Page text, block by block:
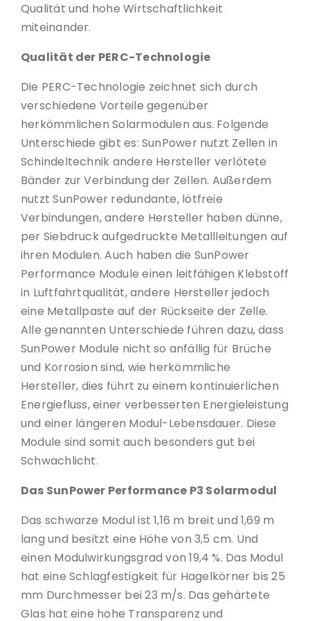
Qualität und hohe Wirtschaftlichkeit
miteinander.
Qualität der PERC-Technologie
Die PERC-Technologie zeichnet sich durch
verschiedene Vorteile gegenüber
herkömmlichen Solarmodulen aus. Folgende
Unterschiede gibt es: SunPower nutzt Zellen in
Schindeltechnik andere Hersteller verlötete
Bänder zur Verbindung der Zellen. Außerdem
nutzt SunPower redundante, lötfreie
Verbindungen, andere Hersteller haben dünne,
per Siebdruck aufgedruckte Metallleitungen auf
ihren Modulen. Auch haben die SunPower
Performance Module einen leitfähigen Klebstoff
in Luftfahrtqualität, andere Hersteller jedoch
eine Metallpaste auf der Rückseite der Zelle.
Alle genannten Unterschiede führen dazu, dass
SunPower Module nicht so anfällig für Brüche
und Korrosion sind, wie herkömmliche
Hersteller, dies führt zu einem kontinuierlichen
Energiefluss, einer verbesserten Energieleistung
und einer längeren Modul-Lebensdauer. Diese
Module sind somit auch besonders gut bei
Schwachlicht.
Das SunPower Performance P3 Solarmodul
Das schwarze Modul ist 1,16 m breit und 1,69 m
lang und besitzt eine Höhe von 3,5 cm. Und
einen Modulwirkungsgrad von 19,4 %. Das Modul
hat eine Schlagfestigkeit für Hagelkörner bis 25
mm Durchmesser bei 23 m/s. Das gehärtete
Glas hat eine hohe Transparenz und